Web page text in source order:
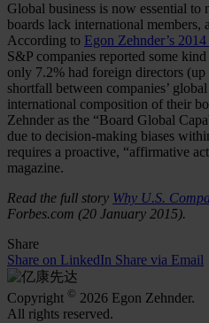
Global business is now essential
boards lack international members,
According to Egon Zehnder’s
S&P companies reported some
only 7.2% had foreign directors
shortfall between companies’
international composition of their
Zehnder as the “Board Global
due to decision-making biases
requires a proactive, “affirmative
magazine.
Read the full story Why U.S.
Forbes.com (20 January 2015).
Share
Share on LinkedIn Share via Email
Copyright © 2026 Egon Zehnder.
All rights reserved.